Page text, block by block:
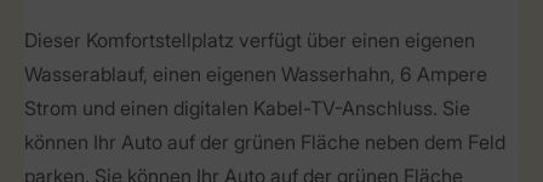
Dieser Komfortstellplatz verfügt über einen eigenen
Wasserablauf, einen eigenen Wasserhahn, 6 Ampere
Strom und einen digitalen Kabel-TV-Anschluss. Sie
können Ihr Auto auf der grünen Fläche neben dem Feld
parken. Sie können Ihr Auto auf der grünen Fläche